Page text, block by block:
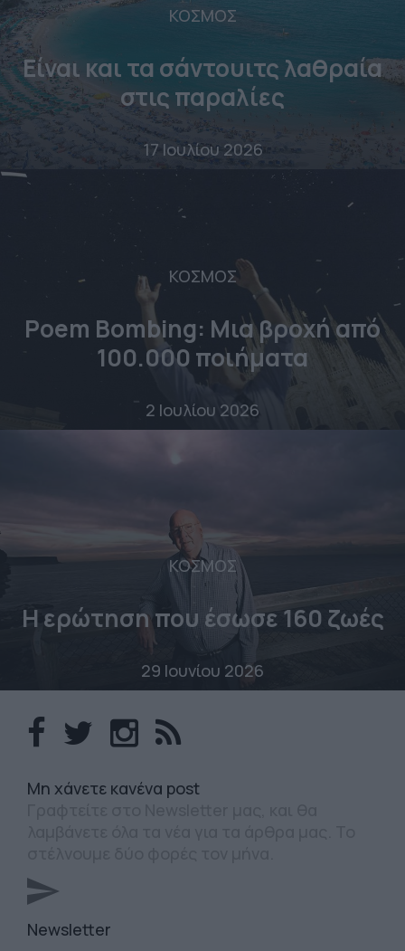
ΚΟΣΜΟΣ
Είναι και τα σάντουιτς λαθραία
στις παραλίες
17 Ιουλίου 2026
ΚΟΣΜΟΣ
Poem Bombing: Mια βροχή από
100.000 ποιήματα
2 Ιουλίου 2026
ΚΟΣΜΟΣ
Η ερώτηση που έσωσε 160 ζωές
29 Ιουνίου 2026
Mη χάνετε κανένα post
Newsletter